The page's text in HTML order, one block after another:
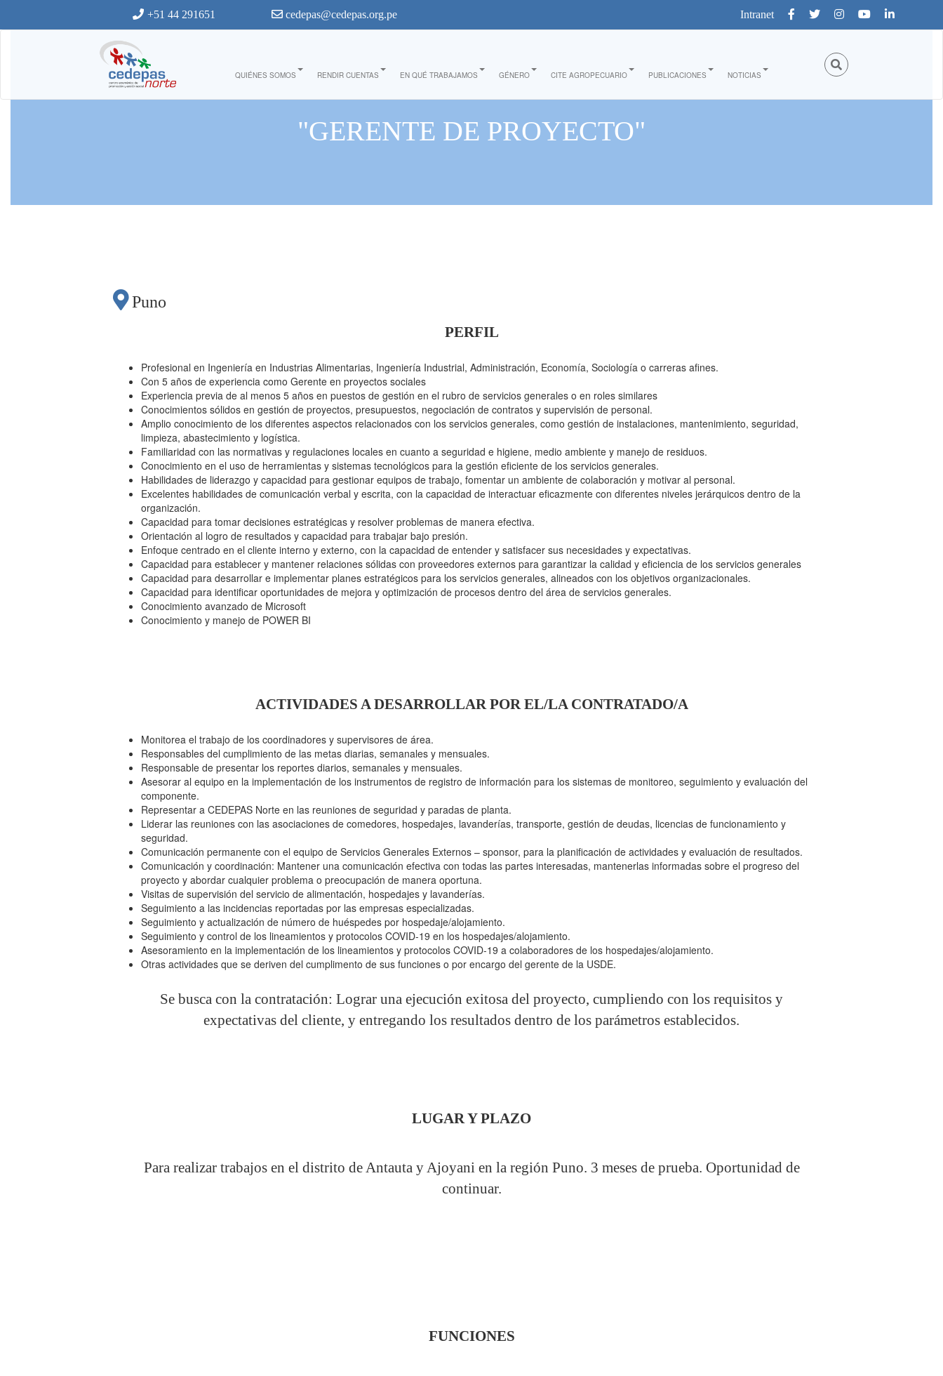
+51 44 291651 cedepas@cedepas.org.pe Intranet
QUIÉNES SOMOS RENDIR CUENTAS EN QUÉ TRABAJAMOS GÉNERO CITE AGROPECUARIO PUBLICACIONES NOTICIAS
"GERENTE DE PROYECTO"
Puno
PERFIL
Profesional en Ingeniería en Industrias Alimentarias, Ingeniería Industrial, Administración, Economía, Sociología o carreras afines.
Con 5 años de experiencia como Gerente en proyectos sociales
Experiencia previa de al menos 5 años en puestos de gestión en el rubro de servicios generales o en roles similares
Conocimientos sólidos en gestión de proyectos, presupuestos, negociación de contratos y supervisión de personal.
Amplio conocimiento de los diferentes aspectos relacionados con los servicios generales, como gestión de instalaciones, mantenimiento, seguridad,
limpieza, abastecimiento y logística.
Familiaridad con las normativas y regulaciones locales en cuanto a seguridad e higiene, medio ambiente y manejo de residuos.
Conocimiento en el uso de herramientas y sistemas tecnológicos para la gestión eficiente de los servicios generales.
Habilidades de liderazgo y capacidad para gestionar equipos de trabajo, fomentar un ambiente de colaboración y motivar al personal.
Excelentes habilidades de comunicación verbal y escrita, con la capacidad de interactuar eficazmente con diferentes niveles jerárquicos dentro de la
organización.
Capacidad para tomar decisiones estratégicas y resolver problemas de manera efectiva.
Orientación al logro de resultados y capacidad para trabajar bajo presión.
Enfoque centrado en el cliente interno y externo, con la capacidad de entender y satisfacer sus necesidades y expectativas.
Capacidad para establecer y mantener relaciones sólidas con proveedores externos para garantizar la calidad y eficiencia de los servicios generales
Capacidad para desarrollar e implementar planes estratégicos para los servicios generales, alineados con los objetivos organizacionales.
Capacidad para identificar oportunidades de mejora y optimización de procesos dentro del área de servicios generales.
Conocimiento avanzado de Microsoft
Conocimiento y manejo de POWER BI
ACTIVIDADES A DESARROLLAR POR EL/LA CONTRATADO/A
Monitorea el trabajo de los coordinadores y supervisores de área.
Responsables del cumplimiento de las metas diarias, semanales y mensuales.
Responsable de presentar los reportes diarios, semanales y mensuales.
Asesorar al equipo en la implementación de los instrumentos de registro de información para los sistemas de monitoreo, seguimiento y evaluación del
componente.
Representar a CEDEPAS Norte en las reuniones de seguridad y paradas de planta.
Liderar las reuniones con las asociaciones de comedores, hospedajes, lavanderías, transporte, gestión de deudas, licencias de funcionamiento y
seguridad.
Comunicación permanente con el equipo de Servicios Generales Externos – sponsor, para la planificación de actividades y evaluación de resultados.
Comunicación y coordinación: Mantener una comunicación efectiva con todas las partes interesadas, mantenerlas informadas sobre el progreso del
proyecto y abordar cualquier problema o preocupación de manera oportuna.
Visitas de supervisión del servicio de alimentación, hospedajes y lavanderías.
Seguimiento a las incidencias reportadas por las empresas especializadas.
Seguimiento y actualización de número de huéspedes por hospedaje/alojamiento.
Seguimiento y control de los lineamientos y protocolos COVID-19 en los hospedajes/alojamiento.
Asesoramiento en la implementación de los lineamientos y protocolos COVID-19 a colaboradores de los hospedajes/alojamiento.
Otras actividades que se deriven del cumplimento de sus funciones o por encargo del gerente de la USDE.
Se busca con la contratación: Lograr una ejecución exitosa del proyecto, cumpliendo con los requisitos y
expectativas del cliente, y entregando los resultados dentro de los parámetros establecidos.
LUGARY PLAZO
Para realizar trabajos en el distrito de Antauta y Ajoyani en la región Puno. 3 meses de prueba. Oportunidad de
continuar.
FUNCIONES